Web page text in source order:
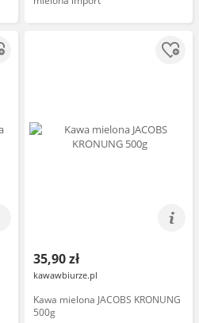
35,90 zł
kawawbiurze.pl
Kawa mielona JACOBS KRONUNG
500g